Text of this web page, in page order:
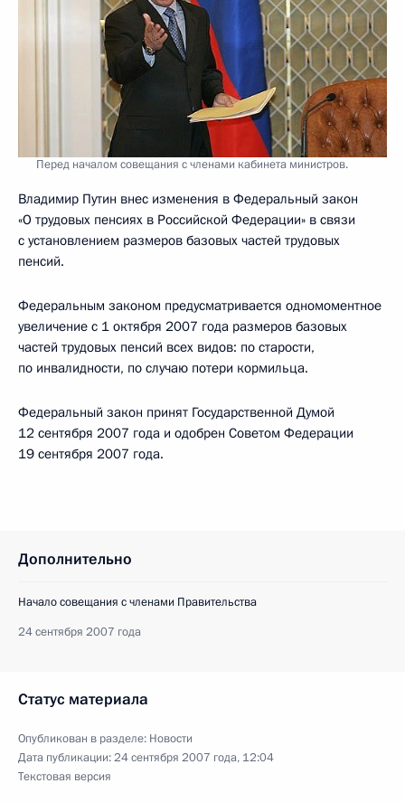
Перед началом совещания с членами кабинета министров.
Владимир Путин внес изменения в Федеральный закон
«О трудовых пенсиях в Российской Федерации» в связи
с установлением размеров базовых частей трудовых
пенсий.
Федеральным законом предусматривается одномоментное
увеличение с 1 октября 2007 года размеров базовых
частей трудовых пенсий всех видов: по старости,
по инвалидности, по случаю потери кормильца.
Федеральный закон принят Государственной Думой
12 сентября 2007 года и одобрен Советом Федерации
19 сентября 2007 года.
Дополнительно
Начало совещания с членами Правительства
24 сентября 2007 года
Статус материала
Опубликован в разделе: Новости
Дата публикации:24 сентября 2007 года, 12:04
Текстовая версия